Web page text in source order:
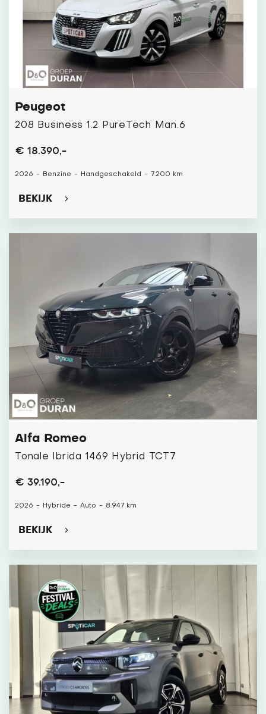
Peugeot
208 Business 1.2 PureTech Man.6
€ 18.390,-
2026 - Benzine - Handgeschakeld - 7.200 km
BEKIJK
Alfa Romeo
Tonale Ibrida 1469 Hybrid TCT7
€ 39.190,-
2026 - Hybride - Auto - 8.947 km
BEKIJK